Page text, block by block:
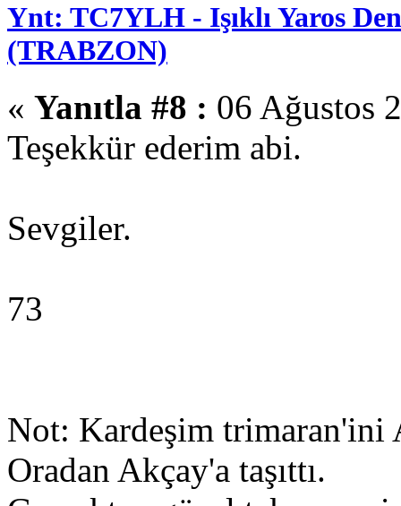
Ynt: TC7YLH - Işıklı Yaros
(TRABZON)
« Yanıtla #8 : 06 Ağustos
Teşekkür ederim abi.
Sevgiler.
73
Not: Kardeşim trimaran'ini
Oradan Akçay'a taşıttı.